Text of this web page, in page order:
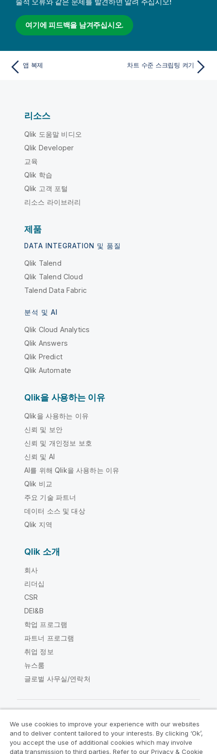
술적 오류와 같은 문제를 발견하면 알려 주십시오!
여기에 피드백을 남겨주십시오.
앱 복제 차트 수준 스크립팅 켜기
리소스
Qlik 도움말 비디오
Qlik Developer
교육
Qlik 학습
Qlik 고객 포털
리소스 라이브러리
제품
DATA INTEGRATION 및 품질
Qlik Talend
Qlik Talend Cloud
Talend Data Fabric
분석 및 AI
Qlik Cloud Analytics
Qlik Answers
Qlik Predict
Qlik Automate
Qlik을 사용하는 이유
Qlik을 사용하는 이유
신뢰 및 보안
신뢰 및 개인정보 보호
신뢰 및 AI
AI를 위해 Qlik을 사용하는 이유
Qlik 비교
주요 기술 파트너
데이터 소스 및 대상
Qlik 지역
Qlik 소개
회사
리더십
CSR
DEI&B
학업 프로그램
파트너 프로그램
취업 정보
뉴스룸
글로벌 사무실/연락처
Qlik Community
We use cookies to improve your experience with our websites
and to deliver content tailored to your interests. By clicking ‘Ok’,
you accept the use of additional cookies which may involve
data transmission to third parties. Refer to our Privacy & Cookie